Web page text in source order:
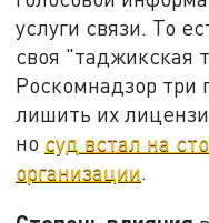
услуги связи. То
своя "таджикская
Роскомнадзор три
лишить их
но суд встал на
организации.